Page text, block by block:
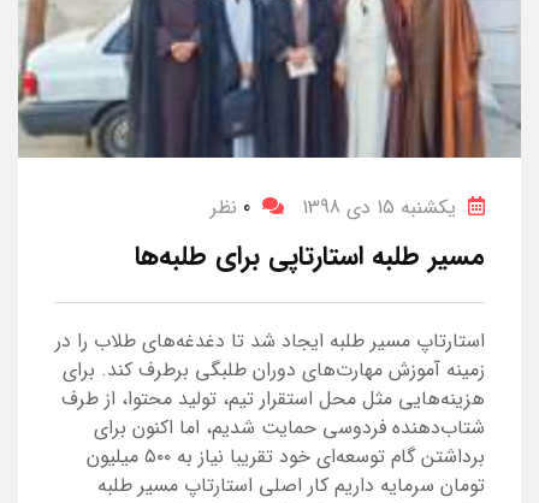
یکشنبه 15 دی 1398 0 نظر
مسیر طلبه استارتاپی برای طلبه‌ها
استارتاپ مسیر طلبه ایجاد شد تا دغدغه‌های طلاب را در
زمینه آموزش مهارت‌های دوران طلبگی برطرف کند. برای
هزینه‌هایی مثل محل استقرار تیم، تولید محتوا، از طرف
شتاب‌دهنده فردوسی حمایت شدیم، اما اکنون برای
برداشتن گام توسعه‌ای خود تقریبا نیاز به ۵۰۰ میلیون
تومان سرمایه داریم کار اصلی استارتاپ مسیر طلبه